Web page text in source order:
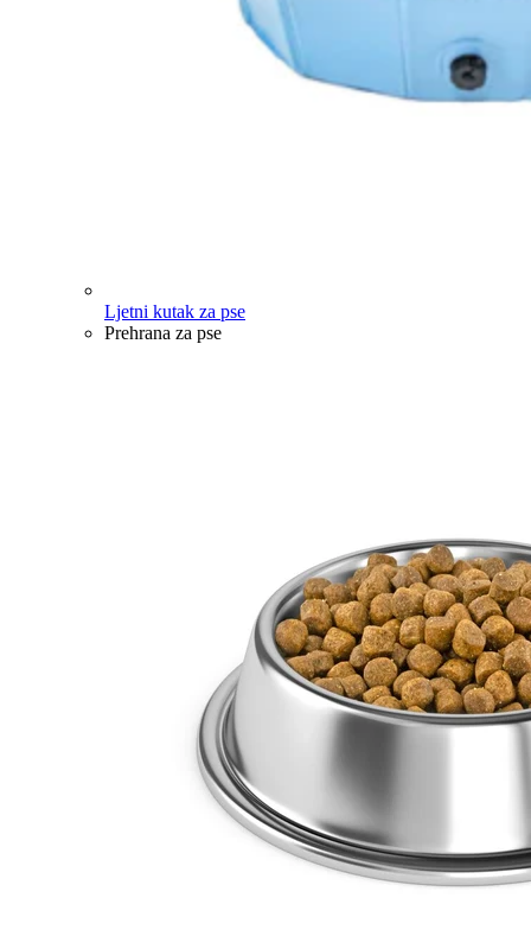
Ljetni kutak za pse
Prehrana za pse